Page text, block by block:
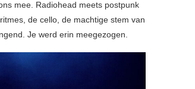
mee. Radiohead meets postpunk
de cello, de machtige stem van
Je werd erin meegezogen.